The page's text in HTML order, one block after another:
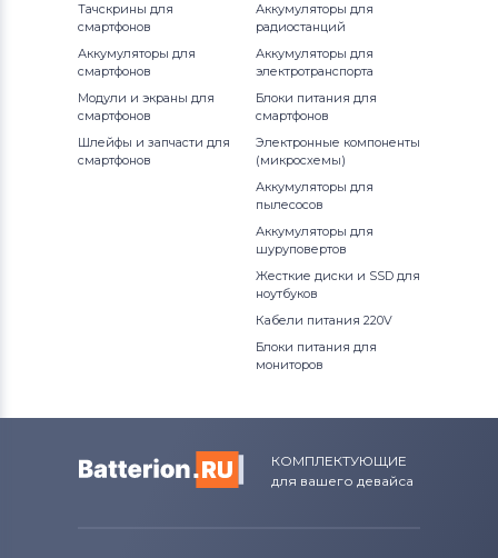
Тачскрины для
смартфонов
Аккумуляторы для
смартфонов
Модули и экраны для
смартфонов
Шлейфы и запчасти для
смартфонов
Аккумуляторы для
радиостанций
Аккумуляторы для
электротранспорта
Блоки питания для
смартфонов
Электронные компоненты
(микросхемы)
Аккумуляторы для
пылесосов
Аккумуляторы для
шуруповертов
Жесткие диски и SSD для
ноутбуков
Кабели питания 220V
Блоки питания для
мониторов
КОМПЛЕКТУЮЩИЕ
для вашего девайса